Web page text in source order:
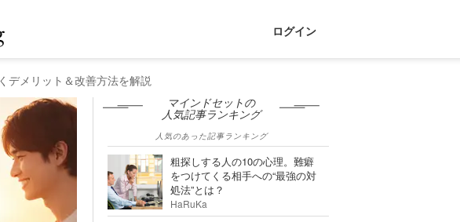
ログイン
デメリット＆改善方法を解説
マインドセットの
人気記事ランキング
人気のあった記事ランキング
粗探しする人の10の心理。難癖
をつけてくる相手への“最強の対
処法”とは？
HaRuKa